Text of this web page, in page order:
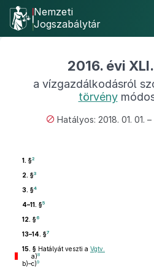
Nemzeti
Jogszabálytár
2016. évi
a vízgazdálkodásról
törvény
Hatályos: 2018. 01. 01. –
1. §2
2. §3
3. §4
4–11. §5
12. §6
13–14. §7
15. § Hatályát veszti a Vgtv.
a)8
b)–c)9